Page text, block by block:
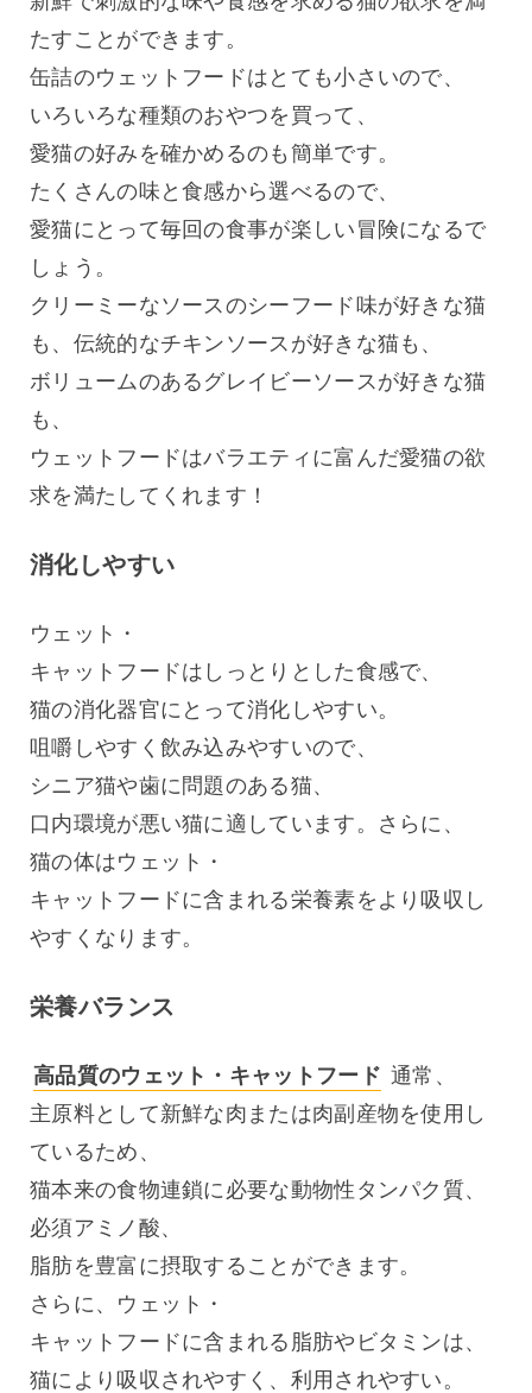
たすことができます。
缶詰のウェットフードはとても小さいので、
いろいろな種類のおやつを買って、
愛猫の好みを確かめるのも簡単です。
たくさんの味と食感から選べるので、
愛猫にとって毎回の食事が楽しい冒険になるで
しょう。
クリーミーなソースのシーフード味が好きな猫
も、伝統的なチキンソースが好きな猫も、
ボリュームのあるグレイビーソースが好きな猫
も、
ウェットフードはバラエティに富んだ愛猫の欲
求を満たしてくれます！
消化しやすい
ウェット・
キャットフードはしっとりとした食感で、
猫の消化器官にとって消化しやすい。
咀嚼しやすく飲み込みやすいので、
シニア猫や歯に問題のある猫、
口内環境が悪い猫に適しています。さらに、
猫の体はウェット・
キャットフードに含まれる栄養素をより吸収し
やすくなります。
栄養バランス
高品質のウェット・キャットフード 通常、
主原料として新鮮な肉または肉副産物を使用し
ているため、
猫本来の食物連鎖に必要な動物性タンパク質、
必須アミノ酸、
脂肪を豊富に摂取することができます。
さらに、ウェット・
キャットフードに含まれる脂肪やビタミンは、
猫により吸収されやすく、利用されやすい。